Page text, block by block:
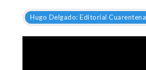
Hugo Delgado: Editorial Cuarentena